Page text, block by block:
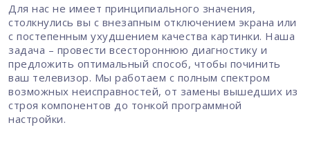
Для нас не имеет принципиального значения,
столкнулись вы с внезапным отключением экрана или
с постепенным ухудшением качества картинки. Наша
задача – провести всестороннюю диагностику и
предложить оптимальный способ, чтобы починить
ваш телевизор. Мы работаем с полным спектром
возможных неисправностей, от замены вышедших из
строя компонентов до тонкой программной
настройки.